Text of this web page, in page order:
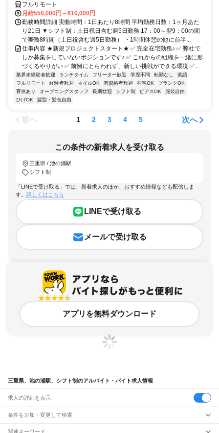
フルリモート
月給550,000円～610,000円
勤務時間詳細 実働時間：1日あたり8時間 平均勤務日数：1ヶ月あた
り21日 ▼シフト制：土日祝日含む週5日勤務 17：00～翌9：00の間
で実働8時間（土日祝含む週5日勤務） ・1時間休憩の他に前半...
仕事内容 ★新規プロジェクトスタート★ ✅ 完全在宅勤務♪ ✅ 弊社で
しか募集をしていないポジションです♪ ✅ これからの組織を一緒に形
づくるやりがい ✅ 前例にとらわれず、新しい挑戦ができる環境 ✅...
業界未経験者歓迎 ランチタイム フリーター歓迎 学歴不問 転勤なし
英語
フルリモート
経験者歓迎 ネイルOK 有資格者歓迎 在宅OK
ブランクOK
育休あり
オープニングスタッフ 長期歓迎 シフト制 ピアスOK
服装自由
ひげOK
髪型・髪色自由
前へ 1 2 3 4 5 次へ
この条件の新着求人を受け取る
三重県 / 池の浦駅
シフト制
「LINEで受け取る」では、新着求人のほか、おすすめ情報なども配信しま
す。 詳しくはこちら
LINEで受け取る
メールで受け取る
アプリを無料ダウンロード
三重県、池の浦駅、シフト制のアルバイト・バイト求人情報
求人の詳細を表示
条件を追加・変更して検索
市区町村を追加・変更
関連キーワード